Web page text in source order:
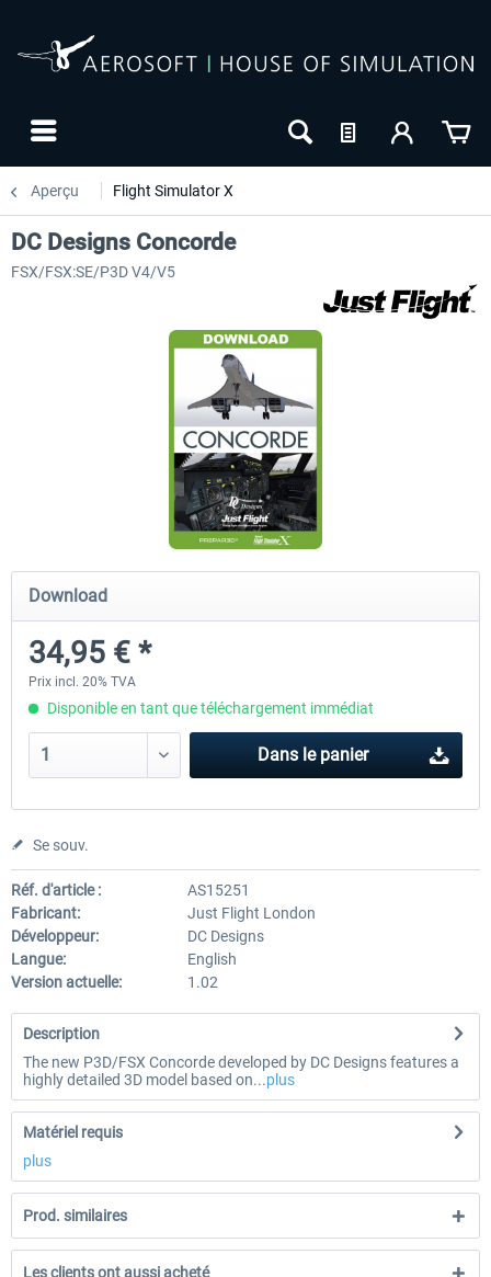
Aperçu Flight Simulator X
Airbus A320/A321
42,69 € *
Airbus Bundle
DC Designs Concorde
FSX/FSX:SE/P3D V4/V5
Download
34,95 € *
Prix incl. 20% TVA
Disponible en tant que téléchargement immédiat
Dans le panier
Se souv.
Réf. d'article :
AS15251
Fabricant:
Just Flight London
Développeur:
DC Designs
Langue:
English
Version actuelle:
1.02
Description
The new P3D/FSX Concorde developed by DC Designs features a
highly detailed 3D model based on...plus
Matériel requis
plus
Prod. similaires
Les clients ont aussi acheté